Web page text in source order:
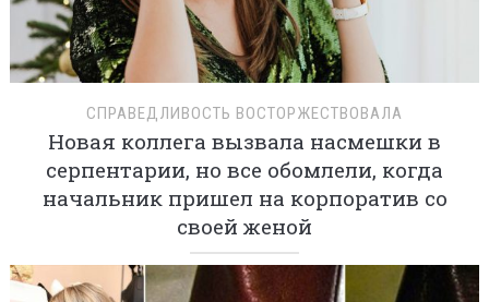
СПРАВЕДЛИВОСТЬ ВОСТОРЖЕСТВОВАЛА
Новая коллега вызвала насмешки в
серпентарии, но все обомлели, когда
начальник пришел на корпоратив со
своей женой